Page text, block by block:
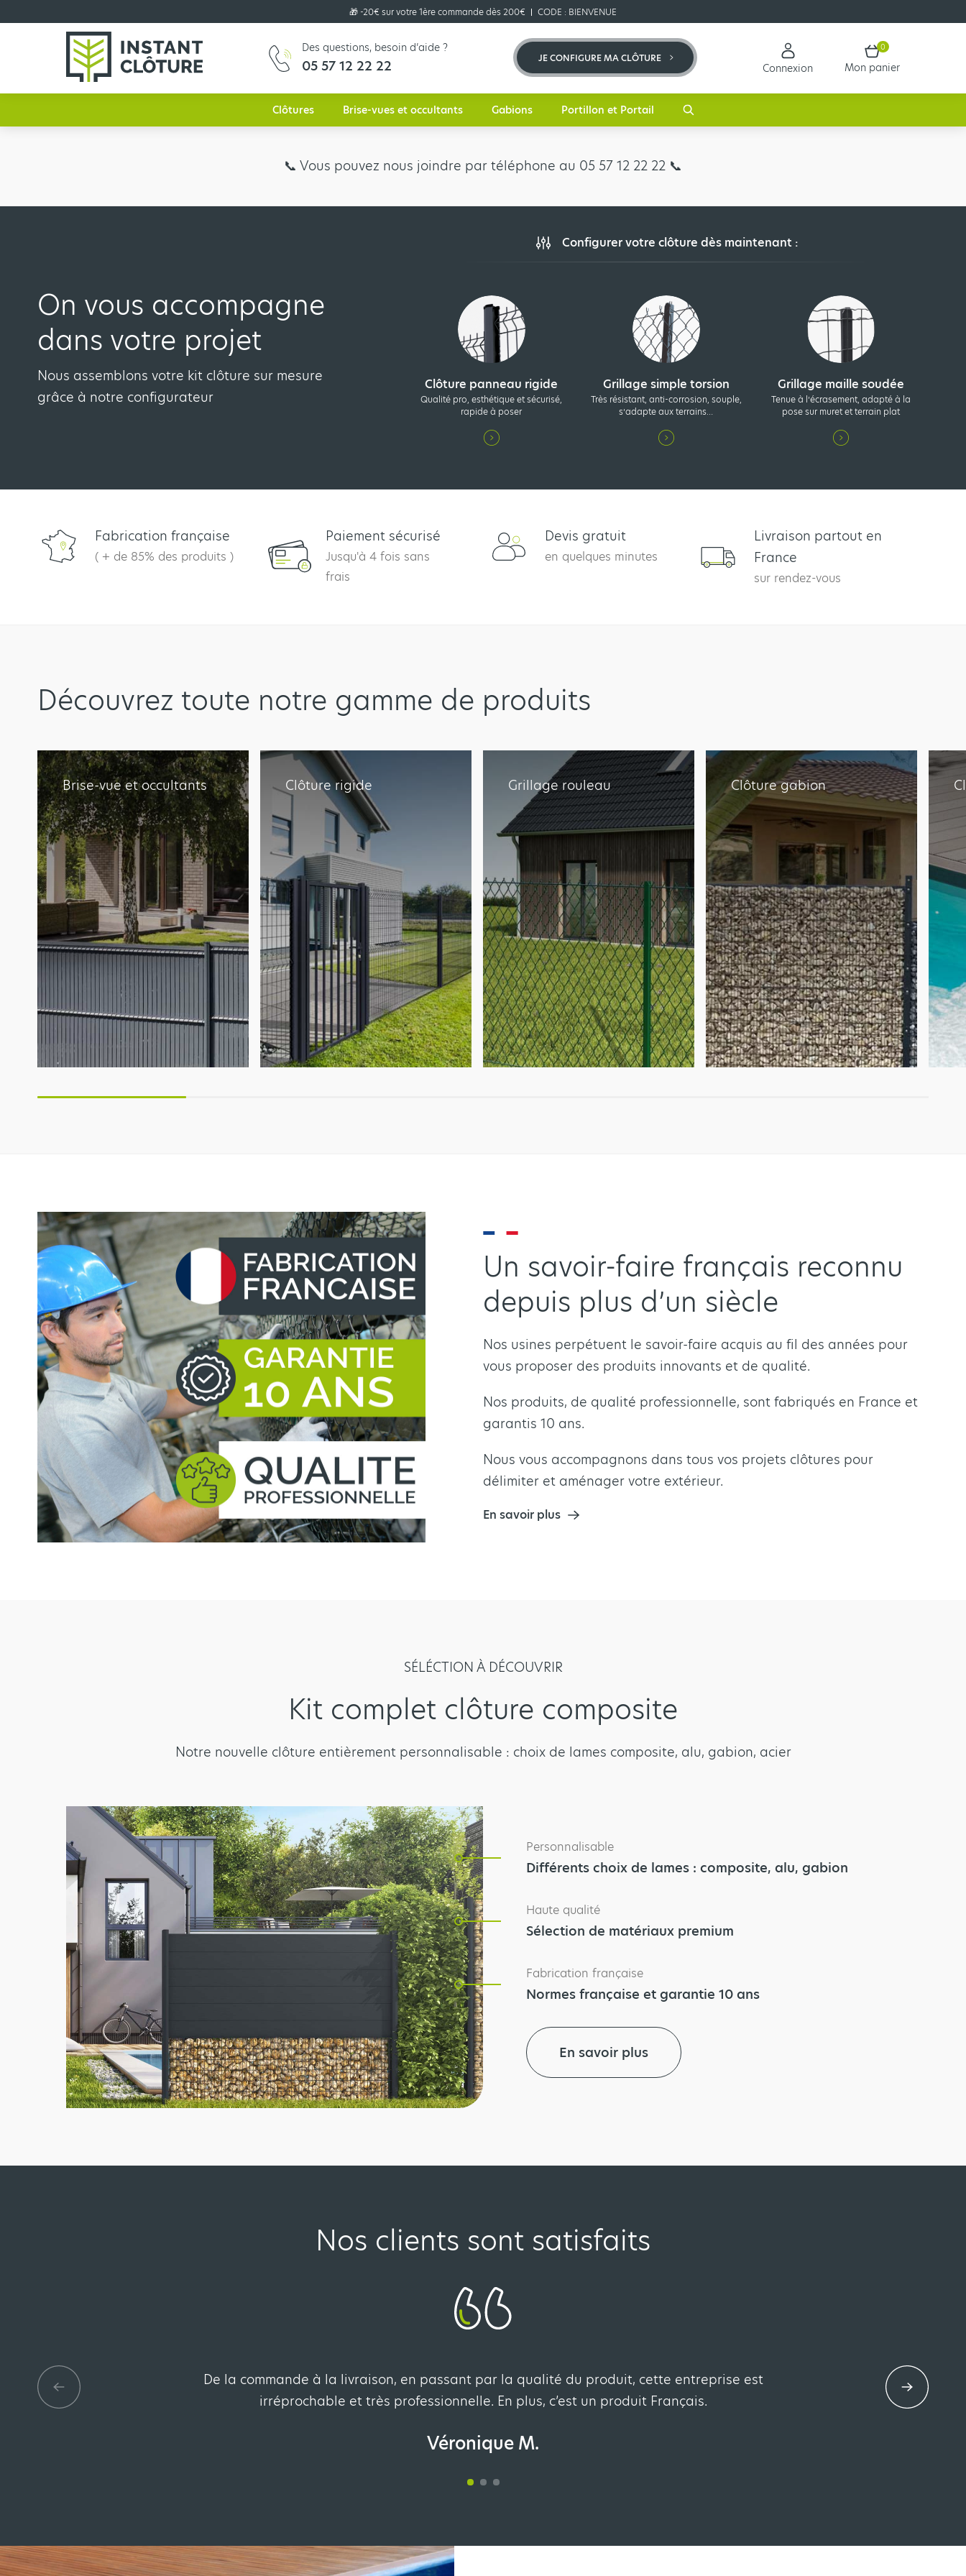
🎁 -20€ sur votre 1ère commande dès 200€ CODE : BIENVENUE
Instant
Clôture
Des questions, besoin d’aide ?
05 57 12 22 22 JE CONFIGURE MA CLÔTURE
Connexion
0
Mon panier
Clôtures Brise-vues et occultants Gabions Portillon et Portail
📞​ Vous pouvez nous joindre par téléphone au 05 57 12 22 22 📞​
On vous accompagne
dans votre projet
Nous assemblons votre kit clôture sur mesure
grâce à notre configurateur
Configurer votre clôture dès maintenant :
Clôture panneau rigide
Qualité pro, esthétique et sécurisé,
rapide à poser
Grillage simple torsion
Très résistant, anti-corrosion, souple,
s’adapte aux terrains…
Grillage maille soudée
Tenue à l’écrasement, adapté à la
pose sur muret et terrain plat
Fabrication française
( + de 85% des produits )
Paiement sécurisé
Jusqu'à 4 fois sans
frais
Devis gratuit
en quelques minutes
Livraison partout en
France
sur rendez-vous
Découvrez toute notre gamme de produits
Brise-vue et occultants Clôture rigide Grillage rouleau Clôture gabion
Un savoir-faire français reconnu
depuis plus d’un siècle
Nos usines perpétuent le savoir-faire acquis au fil des années pour
vous proposer des produits innovants et de qualité.
Nos produits, de qualité professionnelle, sont fabriqués en France et
garantis 10 ans.
Nous vous accompagnons dans tous vos projets clôtures pour
délimiter et aménager votre extérieur.
En savoir plus
SÉLÉCTION À DÉCOUVRIR
Kit complet clôture composite
Notre nouvelle clôture entièrement personnalisable : choix de lames composite, alu, gabion, acier
Personnalisable
Différents choix de lames : composite, alu, gabion
Haute qualité
Sélection de matériaux premium
Fabrication française
Normes française et garantie 10 ans
En savoir plus
Nos clients sont satisfaits
De la commande à la livraison, en passant par la qualité du produit, cette entreprise est
irréprochable et très professionnelle. En plus, c’est un produit Français.
Véronique M.